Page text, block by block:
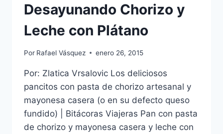
Desayunando Chorizo y
Leche con Plátano
Por Rafael Vásquez enero 26, 2015
Por: Zlatica Vrsalovic Los deliciosos
pancitos con pasta de chorizo artesanal y
mayonesa casera (o en su defecto queso
fundido) | Bitácoras Viajeras Pan con pasta
de chorizo y mayonesa casera y leche con